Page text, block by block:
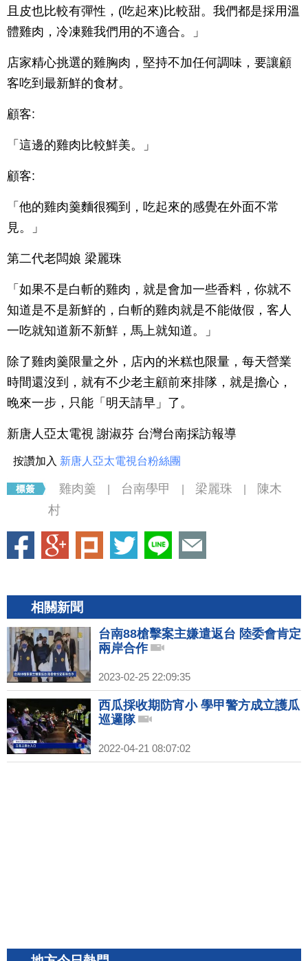
且皮也比較有彈性，(吃起來)比較甜。我們都是採用溫
體雞肉，冷凍雞我們用的不適合。」
店家精心挑選的雞胸肉，堅持不加任何調味，要讓顧
客吃到最新鮮的食材。
顧客:
「這邊的雞肉比較鮮美。」
顧客:
「他的雞肉羹麵很獨到，吃起來的感覺在外面不常
見。」
第二代老闆娘 梁麗珠
「如果不是白斬的雞肉，就是會加一些香料，你就不
知道是不是新鮮的，白斬的雞肉就是不能做假，客人
一吃就知道新不新鮮，馬上就知道。」
除了雞肉羹限量之外，店內的米糕也限量，每天營業
時間還沒到，就有不少老主顧前來排隊，就是擔心，
晚來一步，只能「明天請早」了。
新唐人亞太電視 謝淑芬 台灣台南採訪報導
按讚加入 新唐人亞太電視台粉絲團
雞肉羹 台南學甲 梁麗珠
陳木
村
相關新聞
台南88槍擊案主嫌遣返台 陸委會肯定
兩岸合作
2023-02-25 22:09:35
西瓜採收期防宵小 學甲警方成立護瓜
巡邏隊
2022-04-21 08:07:02